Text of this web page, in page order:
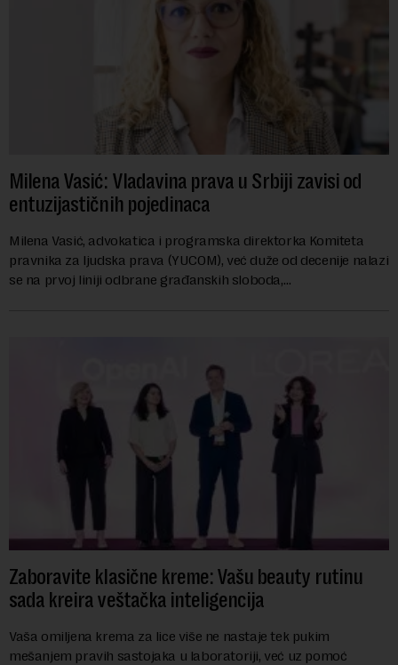
Milena Vasić: Vladavina prava u Srbiji zavisi od
entuzijastičnih pojedinaca
Milena Vasić, advokatica i programska direktorka Komiteta
pravnika za ljudska prava (YUCOM), već duže od decenije nalazi
se na prvoj liniji odbrane građanskih sloboda,
Zaboravite klasične kreme: Vašu beauty rutinu
sada kreira veštačka inteligencija
Vaša omiljena krema za lice više ne nastaje tek pukim
mešanjem pravih sastojaka u laboratoriji, već uz pomoć